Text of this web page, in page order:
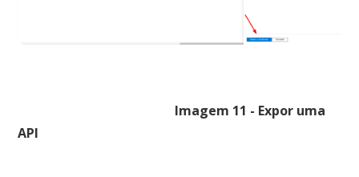
Imagem 11 - Expor uma
API